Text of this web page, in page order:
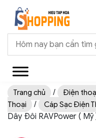
Trang chủ / Điện
Thoại
/ Cáp Sạc Điện
Dây Đôi RAVPower (